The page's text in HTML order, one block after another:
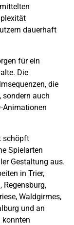
dauerhaft
für ein
Die
die
sondern auch
Animationen
schöpft
Spielarten
Gestaltung aus.
in Trier,
Regensburg,
Waldgirmes,
und an
konnten